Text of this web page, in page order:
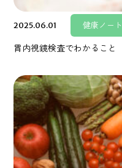
2025.06.01 健康ノート
胃内視鏡検査でわかること